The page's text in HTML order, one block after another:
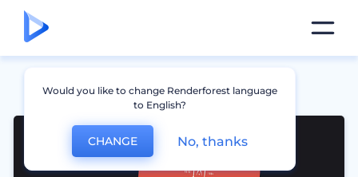
Would you like to change Renderforest language
to English?
CHANGE No, thanks